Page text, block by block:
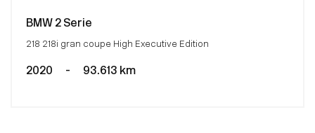
BMW 2 Serie
218 218i gran coupe High Executive Edition
2020 - 93.613 km